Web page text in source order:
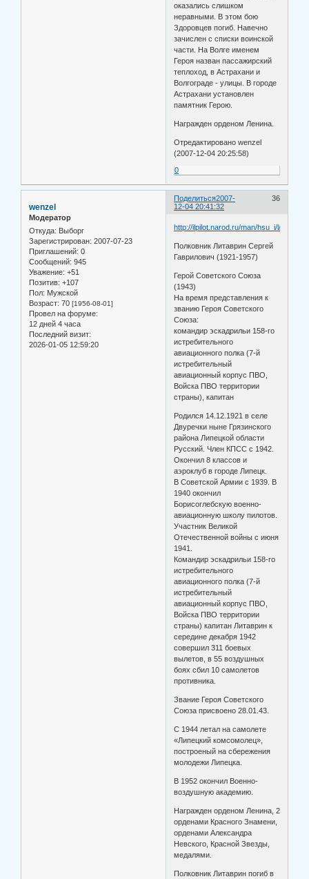
оказались слишком
неравными. В этом бою
Здоровцев погиб. Навечно
зачислен с списки воинской
части. На Волге именем
Героя назван пассажирский
теплоход, в Астрахани и
Волгограде - улицы. В городе
Астрахани установлен
памятник Герою.
Награжден орденом Ленина.
Отредактировано wenzel
(2007-12-04 20:25:58)
0
Поделиться 36
2007-
12-04 20:41:32
wenzel
Модератор
Откуда: Выборг
Зарегистрирован: 2007-07-23
Приглашений: 0
Сообщений: 945
Уважение: +51
Позитив: +107
Пол: Мужской
Возраст: 70 [1956-08-01]
Провел на форуме:
12 дней 4 часа
Последний визит:
2026-01-05 12:59:20
http://ilpilot.narod.ru/man/hsu_i/l/
Полковник Литаврин Сергей
Гаврилович (1921-1957)
Герой Советского Союза
(1943)
На время представления к
званию Героя Советcкого
Союза:
командир эскадрильи 158-го
истребительного
авиационного полка (7-й
истребительный
авиационный корпус ПВО,
Войска ПВО территории
страны), капитан
Родился 14.12.1921 в селе
Двуречки ныне Грязинского
района Липецкой области
Русский. Член КПСС с 1942.
Окончил 8 классов и
аэроклуб в городе Липецк.
В Советской Армии с 1939. В
1940 окончил
Борисоглебскую военно-
авиационную школу пилотов.
Участник Великой
Отечественной войны с июня
1941.
Командир эскадрильи 158-го
истребительного
авиационного полка (7-й
истребительный
авиационный корпус ПВО,
Войска ПВО территории
страны) капитан Литаврин к
середине декабря 1942
совершил 311 боевых
вылетов, в 55 воздушных
боях сбил 10 самолетов
противника.
Звание Героя Советского
Союза присвоено 28.01.43.
С 1944 летал на самолете
«Липецкий комсомолец»,
построеный на сбережения
молодежи Липецка.
В 1952 окончил Военно-
воздушную академию.
Награжден орденом Ленина, 2
орденами Красного Знамени,
орденами Александра
Невского, Красной Звезды,
медалями.
Полковник Литаврин погиб в